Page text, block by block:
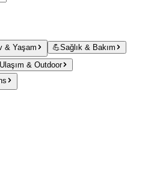
& Yaşam 💪Sağlık & Bakım
Ulaşım & Outdoor